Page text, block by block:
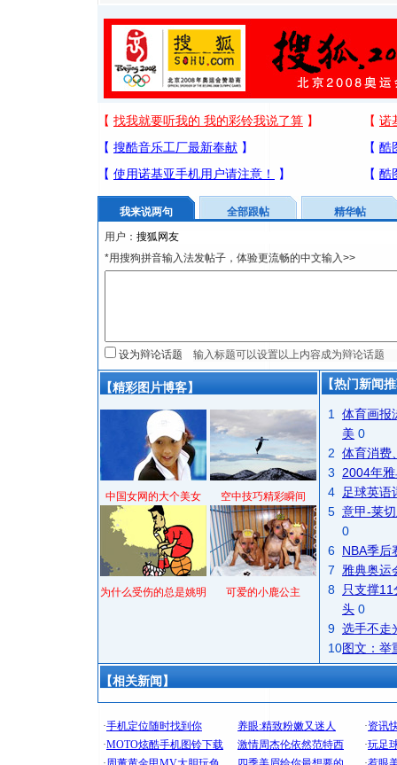
我来说两句 全部跟帖
精华帖
用户：
*用搜狗拼音输入法发帖子，体验更流畅的中文输入>>
设为辩论话题
【精彩图片博客】
中国女网的大个美女 空中技巧精彩瞬间
为什么受伤的总是姚明 可爱的小鹿公主
【热门新闻
1
体育画报
美 0
2 体育消费
3
2004年
4
足球英语
5 意甲-莱
0
6 NBA季后
7
雅典奥运
8
只支撑
头 0
9 选手不走
10图文：举
【相关新闻】
[圣诞节]
你太多
要平安